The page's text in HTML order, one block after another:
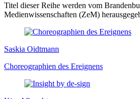
Titel dieser Reihe werden vom
Medienwissenschaften (ZeM)
Saskia Oidtmann
Choreographien des Ereignens